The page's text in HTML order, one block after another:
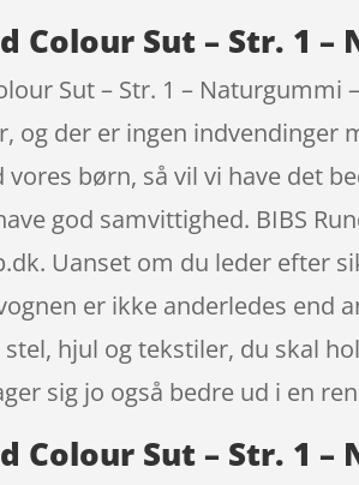
Colour Sut – Str. 1
Sut – Str. 1 –
og der er ingen indvendinger
børn, så vil vi have det
god samvittighed. BIBS
Uanset om du leder efter
er ikke anderledes end
hjul og tekstiler, du skal
sig jo også bedre ud i en
Colour Sut – Str. 1